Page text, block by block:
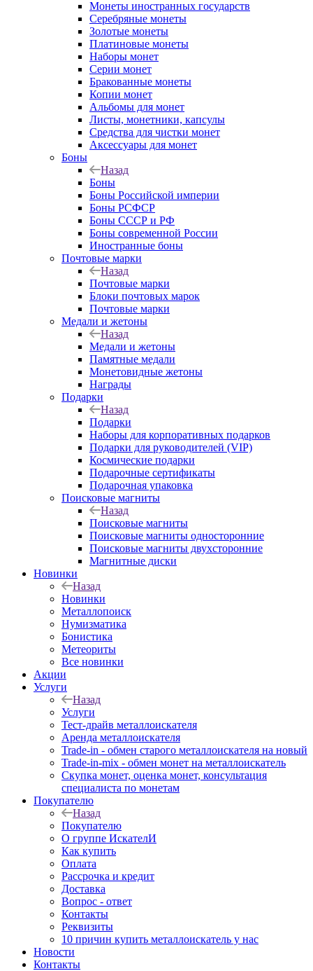
Монеты иностранных государств
Серебряные монеты
Золотые монеты
Платиновые монеты
Наборы монет
Серии монет
Бракованные монеты
Копии монет
Альбомы для монет
Листы, монетники, капсулы
Средства для чистки монет
Аксессуары для монет
Боны
Назад
Боны
Боны Российской империи
Боны РСФСР
Боны СССР и РФ
Боны современной России
Иностранные боны
Почтовые марки
Назад
Почтовые марки
Блоки почтовых марок
Почтовые марки
Медали и жетоны
Назад
Медали и жетоны
Памятные медали
Монетовидные жетоны
Награды
Подарки
Назад
Подарки
Наборы для корпоративных подарков
Подарки для руководителей (VIP)
Космические подарки
Подарочные сертификаты
Подарочная упаковка
Поисковые магниты
Назад
Поисковые магниты
Поисковые магниты односторонние
Поисковые магниты двухсторонние
Магнитные диски
Новинки
Назад
Новинки
Металлопоиск
Нумизматика
Бонистика
Метеориты
Все новинки
Акции
Услуги
Назад
Услуги
Тест-драйв металлоискателя
Аренда металлоискателя
Trade-in - обмен старого металлоискателя на новый
Trade-in-mix - обмен монет на металлоискатель
Скупка монет, оценка монет, консультация
специалиста по монетам
Покупателю
Назад
Покупателю
О группе ИскателИ
Как купить
Оплата
Рассрочка и кредит
Доставка
Вопрос - ответ
Контакты
Реквизиты
10 причин купить металлоискатель у нас
Новости
Контакты